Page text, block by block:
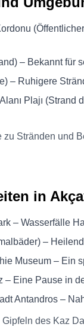
– Bekannt
– Ruhigere
Plajı
zu Stränden und
in
– Wasserfälle
–
Museum – Ein
– Eine Pause in
Antandros –
des Kaz